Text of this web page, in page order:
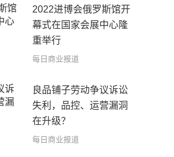
2022进博会俄罗斯馆开
幕式在国家会展中心隆
重举行
每日商业报道
良品铺子劳动争议诉讼
失利，品控、运营漏洞
在升级？
每日商业报道